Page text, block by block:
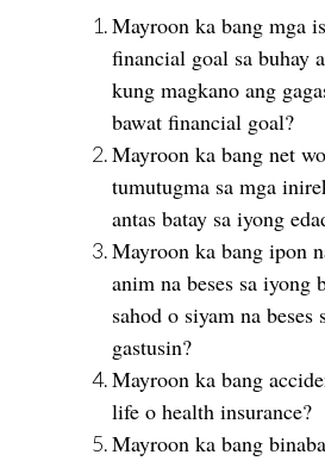
Mayroon ka bang mga
financial goal sa buhay
kung magkano ang
bawat financial goal?
Mayroon ka bang net
tumutugma sa mga
antas batay sa iyong
Mayroon ka bang ipon
anim na beses sa iyong
sahod o siyam na beses
gastusin?
Mayroon ka bang
life o health insurance?
Mayroon ka bang